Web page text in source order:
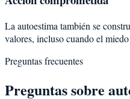
La autoestima también se
valores, incluso cuando el
Preguntas frecuentes
Preguntas sobre